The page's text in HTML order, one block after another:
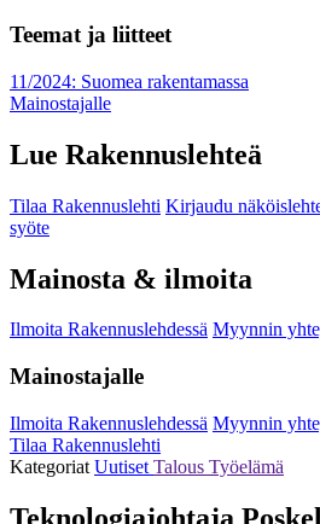
Teemat ja liitteet
11/2024: Suomea rakentamassa
Mainostajalle
Lue Rakennuslehteä
Tilaa Rakennuslehti Kirjaudu
syöte
Mainosta & ilmoita
Ilmoita Rakennuslehdessä Myynnin
Mainostajalle
Ilmoita Rakennuslehdessä Myynnin
Tilaa Rakennuslehti
Kategoriat Uutiset Talous Työelämä
Teknologiajohtaja